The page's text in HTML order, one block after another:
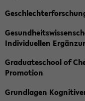
Individuellen
Graduateschool of
Promotion
Grundlagen